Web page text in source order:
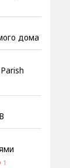
дома
1